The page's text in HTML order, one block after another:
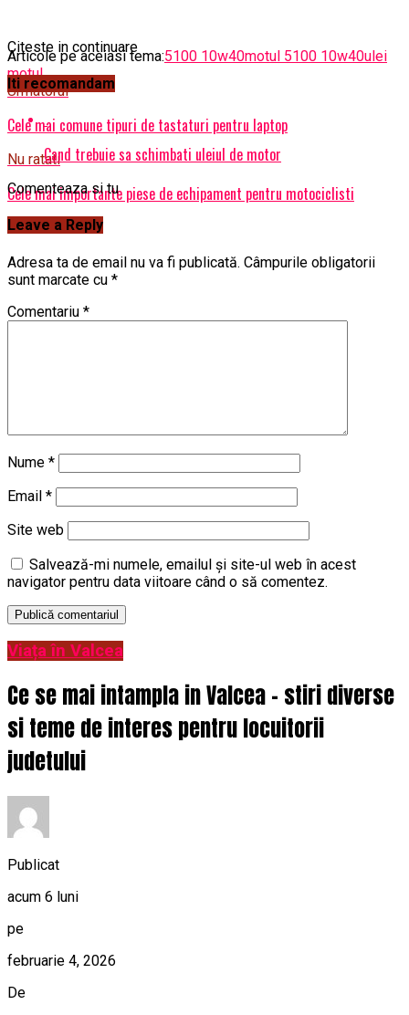
Articole pe aceiasi tema:5100 10w40motul 5100 10w40ulei
motul
Urmatorul
Cele mai comune tipuri de tastaturi pentru laptop
Nu ratati
Cele mai importante piese de echipament pentru motociclisti
Citeste in continuare
Iti recomandam
Cand trebuie sa schimbati uleiul de motor
Comenteaza si tu
Leave a Reply
Adresa ta de email nu va fi publicată. Câmpurile obligatorii
sunt marcate cu *
Comentariu *
Nume *
Email *
Site web
Salvează-mi numele, emailul și site-ul web în acest
navigator pentru data viitoare când o să comentez.
Viața în Valcea
Ce se mai intampla in Valcea – stiri diverse
si teme de interes pentru locuitorii
judetului
Publicat
acum 6 luni
pe
februarie 4, 2026
De